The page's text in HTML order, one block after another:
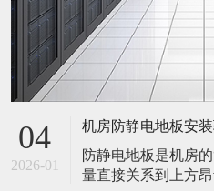
04
2026-01
防静电地板是机房
量直接关系到上方